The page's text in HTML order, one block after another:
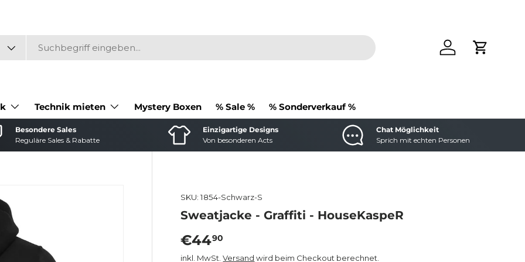
Einloggen
Technik mieten Mystery Boxen % Sale % % Sonderverkauf %
Besondere Sales
Reguläre Sales & Rabatte
Einzigartige Designs
Von besonderen Acts
Chat Möglichkeit
Sprich mit echten Personen
SKU: 1854-Schwarz-S
Sweatjacke - Graffiti - HouseKaspeR
Normaler Preis
€4490
inkl. MwSt.Versand wird beim Checkout berechnet.